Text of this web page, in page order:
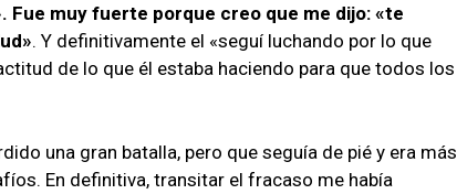
Fue muy fuerte porque creo que me dijo: «te
. Y definitivamente el «seguí luchando por lo que
de lo que él estaba haciendo para que todos los
una gran batalla, pero que seguía de pié y era más
En definitiva, transitar el fracaso me había